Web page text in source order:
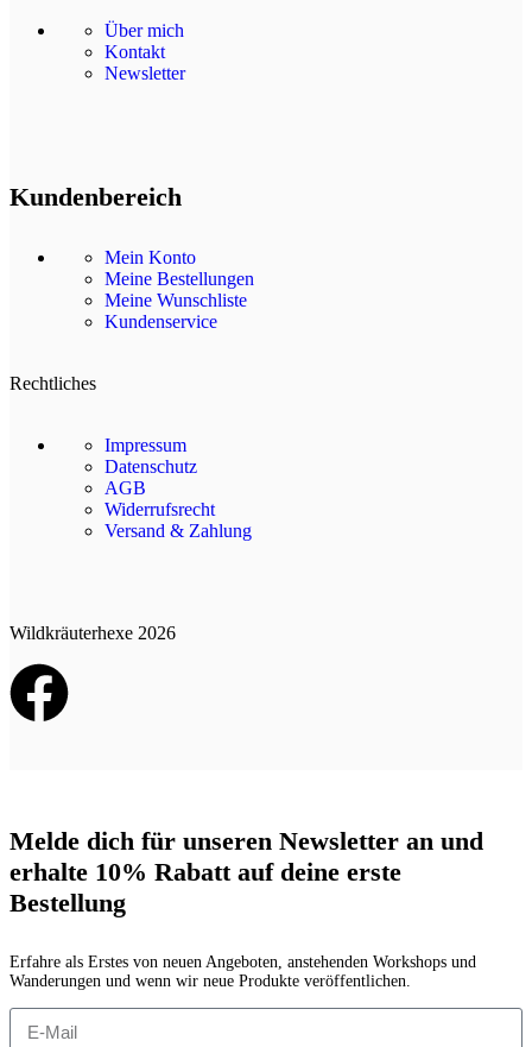
Über mich
Kontakt
Newsletter
Kundenbereich
Mein Konto
Meine Bestellungen
Meine Wunschliste
Kundenservice
Rechtliches
Impressum
Datenschutz
AGB
Widerrufsrecht
Versand & Zahlung
Wildkräuterhexe 2026
Melde dich für unseren Newsletter an und
erhalte 10% Rabatt auf deine erste
Bestellung
Erfahre als Erstes von neuen Angeboten, anstehenden Workshops und
Wanderungen und wenn wir neue Produkte veröffentlichen.